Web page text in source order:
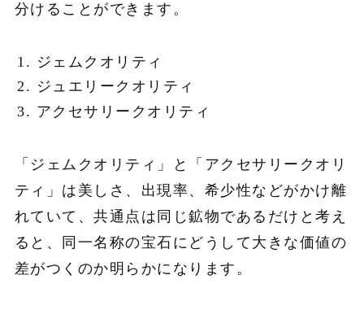
分けることができます。
ジェムクオリティ
ジュエリークオリティ
アクセサリークオリティ
「ジェムクオリティ」と「アクセサリークオリ
ティ」は美しさ、出現率、希少性などがかけ離
れていて、共通点は同じ鉱物であるだけと考え
ると、同一名称の宝石にどうして大きな価値の
差がつくのか明らかになります。